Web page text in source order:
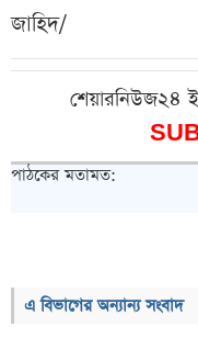
জাহিদ/
শেয়ারনিউজ২৪
পাঠকের মতামত:
এ বিভাগের অন্যান্য সংবাদ